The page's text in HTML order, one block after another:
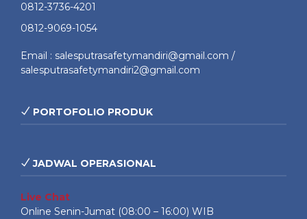
0812-3736-4201
0812-9069-1054
Email : salesputrasafetymandiri@gmail.com /
salesputrasafetymandiri2@gmail.com
PORTOFOLIO PRODUK
JADWAL OPERASIONAL
Live Chat
Online Senin-Jumat (08:00 – 16:00) WIB